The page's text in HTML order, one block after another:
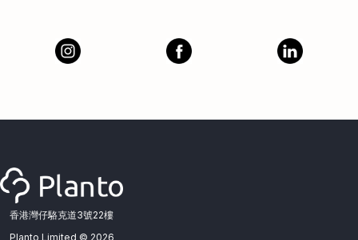
香港灣仔駱克道3號22樓
Planto Limited © 2026